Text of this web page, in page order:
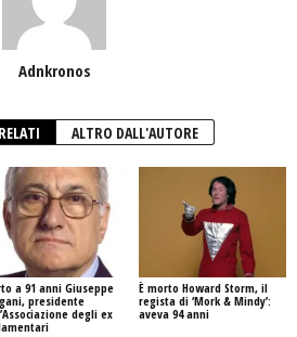
Adnkronos
ALTRO DALL'AUTORE
a 91 anni Giuseppe
presidente
degli ex
È morto Howard Storm, il
regista di ‘Mork & Mindy’:
aveva 94 anni